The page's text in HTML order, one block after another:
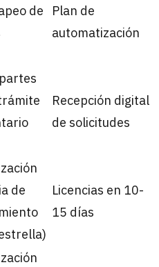
de
Plan de
automatización
Recepción digital
de solicitudes
de
Licencias en 10-
15 días